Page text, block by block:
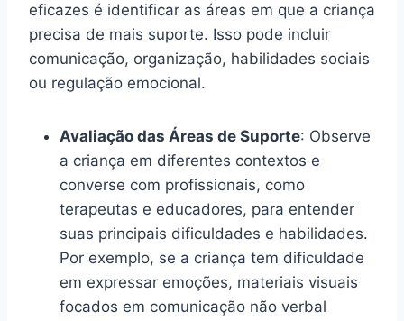
eficazes é identificar as áreas em que a criança
precisa de mais suporte. Isso pode incluir
comunicação, organização, habilidades sociais
ou regulação emocional.
Avaliação das Áreas de Suporte: Observe
a criança em diferentes contextos e
converse com profissionais, como
terapeutas e educadores, para entender
suas principais dificuldades e habilidades.
Por exemplo, se a criança tem dificuldade
em expressar emoções, materiais visuais
focados em comunicação não verbal